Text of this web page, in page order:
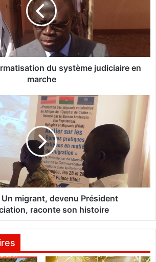
du système judiciaire en
marche
migrant, devenu Président
raconte son histoire